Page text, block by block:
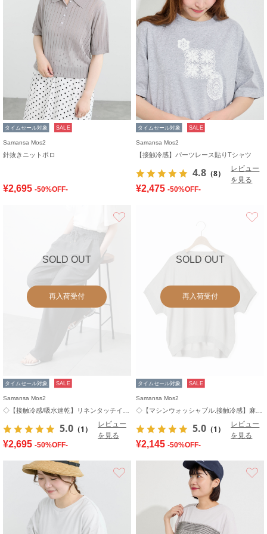
タイムセール対象 SALE
Samansa Mos2
針抜きニットポロ
¥2,695 -50%OFF-
タイムセール対象 SALE
Samansa Mos2
【接触冷感】パーツレース貼りTシャツ
4.8 （8）
レビュー
を見る
¥2,475 -50%OFF-
SOLD OUT
再入荷受付
タイムセール対象 SALE
Samansa Mos2
5.0 （1）
レビュー
を見る
¥2,695 -50%OFF-
SOLD OUT
再入荷受付
タイムセール対象 SALE
Samansa Mos2
5.0 （1）
レビュー
を見る
¥2,145 -50%OFF-